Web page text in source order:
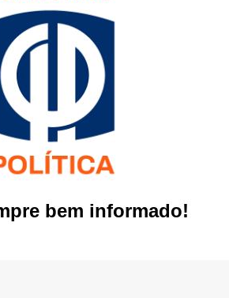
bem informado!